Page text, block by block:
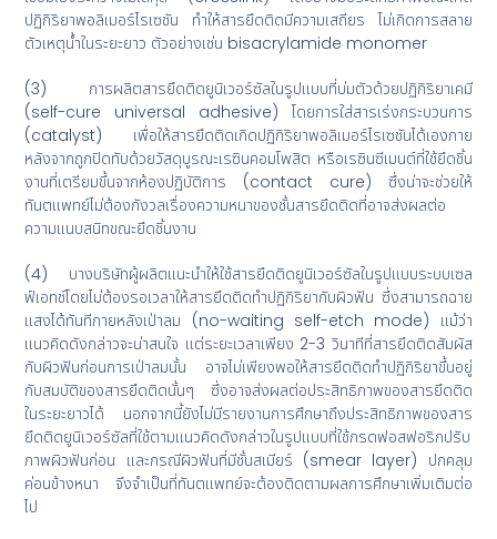
ปฏิกิริยาพอลิเมอร์ไรเซชัน ทำให้สารยึดติดมีความเสถียร ไม่เกิดการสลาย
ตัวเหตุน้ำในระยะยาว ตัวอย่างเช่น bisacrylamide monomer
(3) การผลิตสารยึดติดยูนิเวอร์ซัลในรูปแบบที่บ่มตัวด้วยปฏิกิริยาเคมี
(self-cure universal adhesive) โดยการใส่สารเร่งกระบวนการ
(catalyst) เพื่อให้สารยึดติดเกิดปฏิกิริยาพอลิเมอร์ไรเซชันได้เองภาย
หลังจากถูกปิดทับด้วยวัสดุบูรณะเรซินคอมโพสิต หรือเรซินซีเมนต์ที่ใช้ยึดชิ้น
งานที่เตรียมขึ้นจากห้องปฏิบัติการ (contact cure) ซึ่งน่าจะช่วยให้
ทันตแพทย์ไม่ต้องกังวลเรื่องความหนาของชั้นสารยึดติดที่อาจส่งผลต่อ
ความแนบสนิทขณะยึดชิ้นงาน
(4) บางบริษัทผู้ผลิตแนะนำให้ใช้สารยึดติดยูนิเวอร์ซัลในรูปแบบระบบเซล
ฟ์เอทช์โดยไม่ต้องรอเวลาให้สารยึดติดทำปฏิกิริยากับผิวฟัน ซึ่งสามารถฉาย
แสงได้ทันทีภายหลังเป่าลม (no-waiting self-etch mode) แม้ว่า
แนวคิดดังกล่าวจะน่าสนใจ แต่ระยะเวลาเพียง 2-3 วินาทีที่สารยึดติดสัมผัส
กับผิวฟันก่อนการเป่าลมนั้น อาจไม่เพียงพอให้สารยึดติดทำปฏิกิริยาขึ้นอยู่
กับสมบัติของสารยึดติดนั้นๆ ซึ่งอาจส่งผลต่อประสิทธิภาพของสารยึดติด
ในระยะยาวได้ นอกจากนี้ยังไม่มีรายงานการศึกษาถึงประสิทธิภาพของสาร
ยึดติดยูนิเวอร์ซัลที่ใช้ตามแนวคิดดังกล่าวในรูปแบบที่ใช้กรดฟอสฟอริกปรับ
ภาพผิวฟันก่อน และกรณีผิวฟันที่มีชั้นสเมียร์ (smear layer) ปกคลุม
ค่อนข้างหนา จึงจำเป็นที่ทันตแพทย์จะต้องติดตามผลการศึกษาเพิ่มเติมต่อ
ไป